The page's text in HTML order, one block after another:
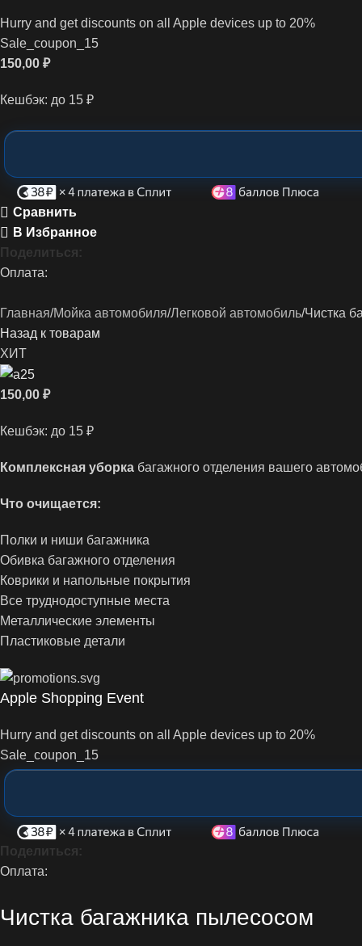
Hurry and get discounts on all Apple devices up to 20%
Sale_coupon_15
150,00 ₽
Кешбэк: до 15 ₽
Сравнить
В Избранное
Поделиться:
Оплата:
Главная Мойка автомобиля Легковой автомобиль Чистка
Назад к товарам
ХИТ
150,00 ₽
Кешбэк: до 15 ₽
Комплексная уборка багажного отделения вашего
Что очищается:
Полки и ниши багажника
Обивка багажного отделения
Коврики и напольные покрытия
Все труднодоступные места
Металлические элементы
Пластиковые детали
Apple Shopping Event
Hurry and get discounts on all Apple devices up to 20%
Sale_coupon_15
Поделиться:
Оплата:
Чистка багажника пылесосом